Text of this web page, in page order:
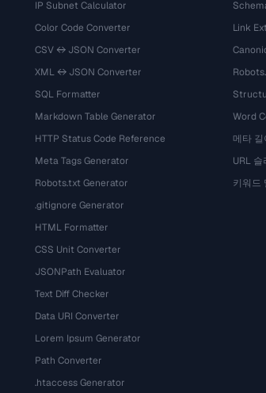
IP Subnet Calculator
Color Code Converter
CSV ↔ JSON Converter
XML ↔ JSON Converter
SQL Formatter
Markdown Table Generator
HTTP Status Code Reference
Meta Tags Generator
Robots.txt Generator
.gitignore Generator
HTML Formatter
CSS Unit Converter
JSONPath Evaluator
Text Diff Checker
Data URI Converter
Lorem Ipsum Generator
Path Converter
.htaccess Generator
Link
Word
메타 길
URL 슬
키워드